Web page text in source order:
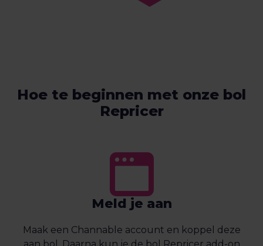
Hoe te beginnen met onze bol
Repricer
Meld je aan
Maak een Channable account en koppel deze